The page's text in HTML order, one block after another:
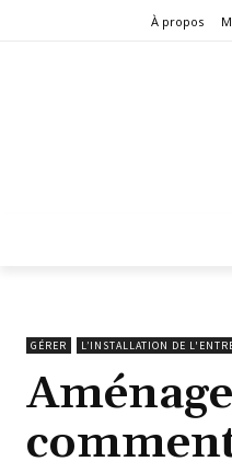
À propos
GÉRER L’INSTALLATION DE